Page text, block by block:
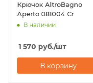
Крючок AltroBagno
Aperto 081004 Cr
В наличии
1 570 руб./шт
В корзину